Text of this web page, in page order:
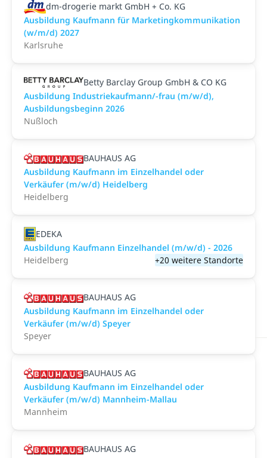
dm-drogerie markt GmbH + Co. KG
Ausbildung Kaufmann für Marketingkommunikation
(w/m/d) 2027
Karlsruhe
Betty Barclay Group GmbH & CO KG
Ausbildung Industriekaufmann/-frau (m/w/d),
Ausbildungsbeginn 2026
Nußloch
BAUHAUS AG
Ausbildung Kaufmann im Einzelhandel oder
Verkäufer (m/w/d) Heidelberg
Heidelberg
EDEKA
Ausbildung Kaufmann Einzelhandel (m/w/d) - 2026
Heidelberg
+20 weitere Standorte
BAUHAUS AG
Ausbildung Kaufmann im Einzelhandel oder
Verkäufer (m/w/d) Speyer
Speyer
BAUHAUS AG
Ausbildung Kaufmann im Einzelhandel oder
Verkäufer (m/w/d) Mannheim-Mallau
Mannheim
BAUHAUS AG